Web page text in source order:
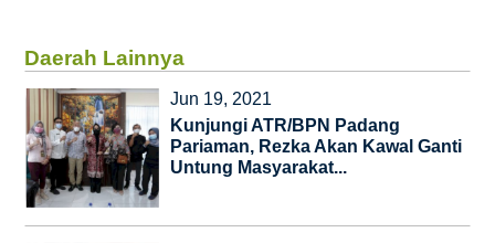
Daerah Lainnya
Jun 19, 2021
Kunjungi ATR/BPN Padang
Pariaman, Rezka Akan Kawal Ganti
Untung Masyarakat...